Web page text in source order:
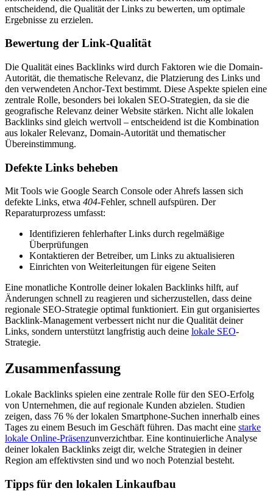
entscheidend, die Qualität der Links zu bewerten, um optimale
Ergebnisse zu erzielen.
Bewertung der Link-Qualität
Die Qualität eines Backlinks wird durch Faktoren wie die Domain-
Autorität, die thematische Relevanz, die Platzierung des Links und
den verwendeten Anchor-Text bestimmt. Diese Aspekte spielen eine
zentrale Rolle, besonders bei lokalen SEO-Strategien, da sie die
geografische Relevanz deiner Website stärken. Nicht alle lokalen
Backlinks sind gleich wertvoll – entscheidend ist die Kombination
aus lokaler Relevanz, Domain-Autorität und thematischer
Übereinstimmung.
Defekte Links beheben
Mit Tools wie Google Search Console oder Ahrefs lassen sich
defekte Links, etwa 404-Fehler, schnell aufspüren. Der
Reparaturprozess umfasst:
Identifizieren fehlerhafter Links durch regelmäßige
Überprüfungen
Kontaktieren der Betreiber, um Links zu aktualisieren
Einrichten von Weiterleitungen für eigene Seiten
Eine monatliche Kontrolle deiner lokalen Backlinks hilft, auf
Änderungen schnell zu reagieren und sicherzustellen, dass deine
regionale SEO-Strategie optimal funktioniert. Ein gut organisiertes
Backlink-Management verbessert nicht nur die Qualität deiner
Links, sondern unterstützt langfristig auch deine lokale SEO-
Strategie.
Zusammenfassung
Lokale Backlinks spielen eine zentrale Rolle für den SEO-Erfolg
von Unternehmen, die auf regionale Kunden abzielen. Studien
zeigen, dass 76 % der lokalen Smartphone-Suchen innerhalb eines
Tages zu einem Besuch im Geschäft führen. Das macht eine starke
lokale Online-Präsenzunverzichtbar. Eine kontinuierliche Analyse
deiner lokalen Backlinks zeigt dir, welche Strategien in deiner
Region am effektivsten sind und wo noch Potenzial besteht.
Tipps für den lokalen Linkaufbau